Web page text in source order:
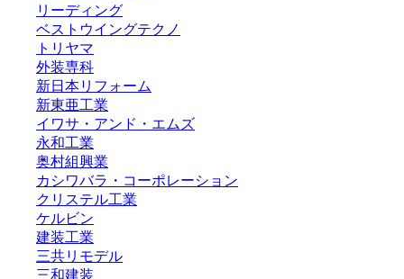
リーディング
ベストウイングテクノ
トリヤマ
外装専科
新日本リフォーム
新東亜工業
イワサ・アンド・エムズ
永和工業
奥村組興業
カシワバラ・コーポレーション
クリステル工業
ケルビン
建装工業
三共リモデル
三和建装